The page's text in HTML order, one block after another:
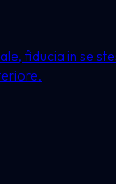
fiducia in se